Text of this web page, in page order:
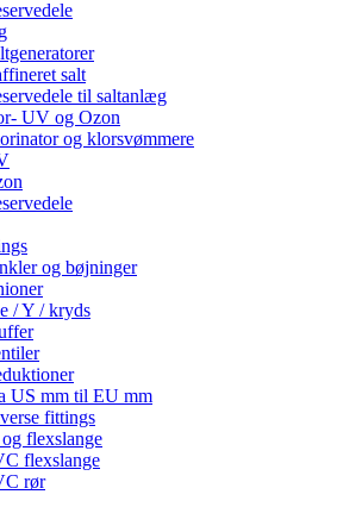
salt
til saltanlæg
UV og Ozon
og klorsvømmere
og bøjninger
/ Y / kryds
US mm til EU mm
fittings
flexslange
flexslange
rør